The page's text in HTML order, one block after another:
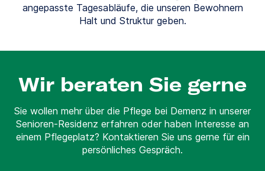
angepasste Tagesabläufe, die unseren Bewohnern
Halt und Struktur geben.
Wir beraten Sie gerne
Sie wollen mehr über die Pflege bei Demenz in unserer
Senioren-Residenz erfahren oder haben Interesse an
einem Pflegeplatz? Kontaktieren Sie uns gerne für ein
persönliches Gespräch.